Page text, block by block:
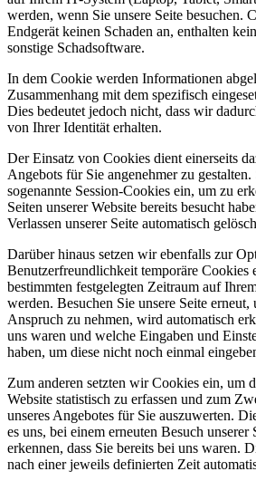
werden, wenn Sie unsere Seite besuchen.
Endgerät keinen Schaden an, enthalten
sonstige Schadsoftware.
In dem Cookie werden Informationen
Zusammenhang mit dem spezifisch
Dies bedeutet jedoch nicht, dass wir
von Ihrer Identität erhalten.
Der Einsatz von Cookies dient einerseits
Angebots für Sie angenehmer zu
sogenannte Session-Cookies ein, um zu
Seiten unserer Website bereits besucht
Verlassen unserer Seite automatisch
Darüber hinaus setzen wir ebenfalls zur
Benutzerfreundlichkeit temporäre Cookies
bestimmten festgelegten Zeitraum auf
werden. Besuchen Sie unsere Seite erneut,
Anspruch zu nehmen, wird automatisch
uns waren und welche Eingaben und
haben, um diese nicht noch einmal
Zum anderen setzten wir Cookies ein, um
Website statistisch zu erfassen und zum
unseres Angebotes für Sie auszuwerten.
es uns, bei einem erneuten Besuch unserer
erkennen, dass Sie bereits bei uns waren.
nach einer jeweils definierten Zeit